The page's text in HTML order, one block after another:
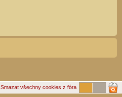
Smazat všechny cookies z fóra